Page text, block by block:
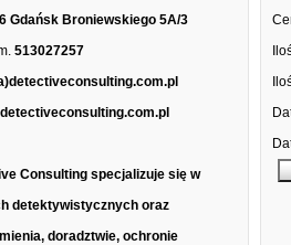
Gdańsk Broniewskiego 5A/3
513027257
Consulting specjalizuje się w
detektywistycznych oraz
doradztwie, ochronie